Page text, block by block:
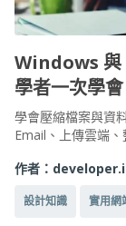
Windows 與
學者一次學會
學會壓縮檔案與資
Email、上傳雲端
作者：
設計知識 實用網